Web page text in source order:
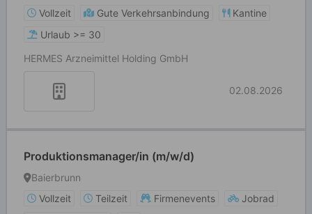
Vollzeit
Gute Verkehrsanbindung
Kantine
Urlaub >= 30
HERMES Arzneimittel Holding GmbH
02.08.2026
Produktionsmanager/in (m/w/d)
Baierbrunn
Vollzeit
Teilzeit Firmenevents Jobrad